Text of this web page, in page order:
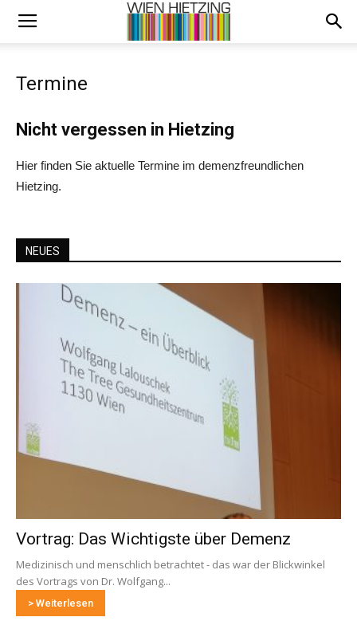
Termine
Nicht vergessen in Hietzing
Hier finden Sie aktuelle Termine im demenzfreundlichen
Hietzing.
NEUES
Vortrag: Das Wichtigste über Demenz
Medizinisch und menschlich betrachtet - das war der Blickwinkel
des Vortrags von Dr. Wolfgang...
> Weiterlesen